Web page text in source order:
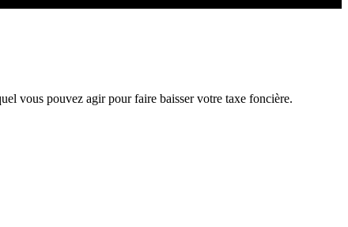
vous pouvez agir pour faire baisser votre taxe foncière.